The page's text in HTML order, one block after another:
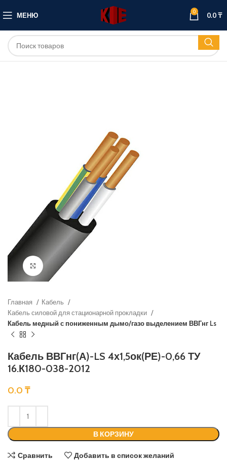
МЕНЮ 0 0.0₸
Нажмите, чтобы увеличить
Главная
Кабель
Кабель силовой для стационарной прокладки
Кабель медный с пониженным дымо/газо выделением ВВГнг Ls
Кабель ВВГнг(А)-LS 4х1,5ок(РЕ)-0,66 ТУ
16.К180-038-2012
0.0 ₸
В КОРЗИНУ
Сравнить Добавить в список желаний